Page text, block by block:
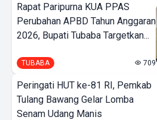
Rapat Paripurna KUA PPAS
Perubahan APBD Tahun Anggaran
2026, Bupati Tubaba Targetkan...
TUBABA 709
Peringati HUT ke-81 RI, Pemkab
Tulang Bawang Gelar Lomba
Senam Udang Manis